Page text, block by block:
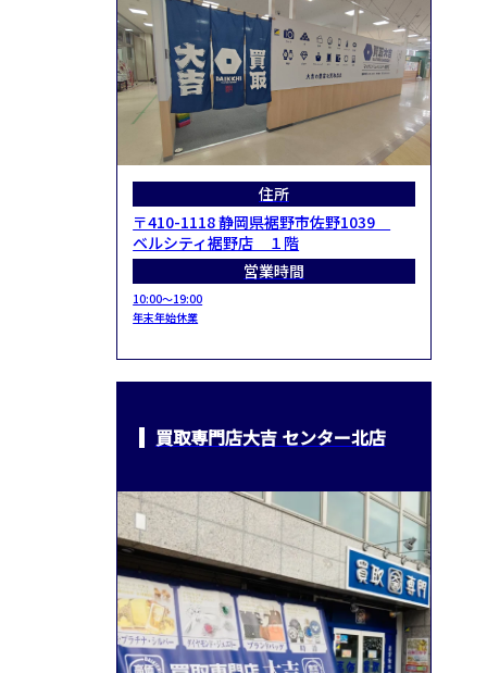
住所
〒410-1118 静岡県裾野市佐野1039
ベルシティ裾野店 １階
営業時間
10:00～19:00
年末年始休業
買取専門店大吉 センター北店